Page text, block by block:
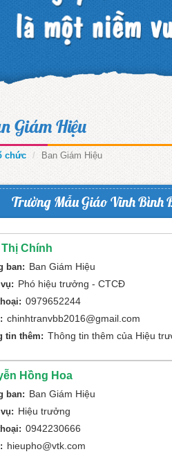
Giám Hiệu
chức Ban Giám Hiệu
Trường Mẫu Giáo Vĩnh Bình
Chính
ban: Ban Giám Hiệu
Phó hiệu trưởng - CTCĐ
0979652244
chinhtranvbb2016@gmail.com
tin thêm: Thông tin thêm của Hiệu
Hồng Hoa
ban: Ban Giám Hiệu
Hiệu trưởng
0942230666
hieupho@vtk.com